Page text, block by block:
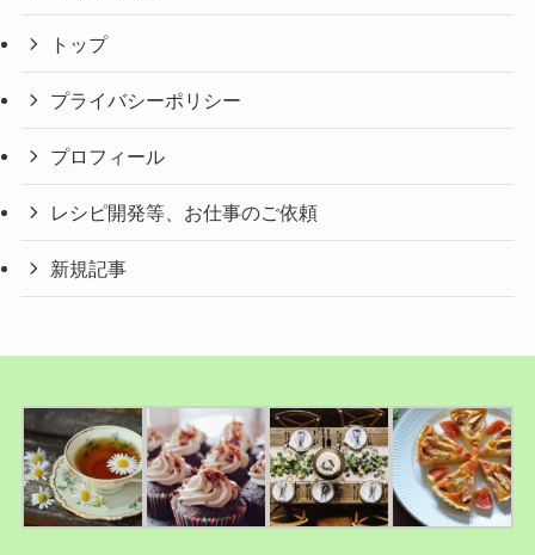
トップ
プライバシーポリシー
プロフィール
レシピ開発等、お仕事のご依頼
新規記事